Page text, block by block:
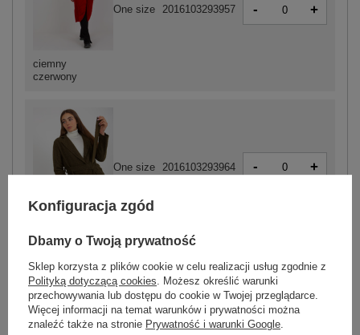
ciemny
czerwony
One size 2016103293957 - +
One size 2016103293964 - +
ZALOGUJ SIĘ I ZOBACZ CENĘ
Masz pytanie? Chętnie pomożemy.
Konfiguracja zgód
Dbamy o Twoją prywatność
Sklep korzysta z plików cookie w celu realizacji usług zgodnie z
Polityką dotyczącą cookies . Możesz określić warunki
przechowywania lub dostępu do cookie w Twojej przeglądarce.
Więcej informacji na temat warunków i prywatności można
znaleźć także na stronie Prywatność i warunki Google